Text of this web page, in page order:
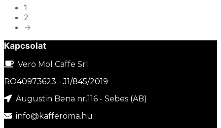
1
2
→
Kapcsolat
Vero Mol Caffe Srl
RO40973623 - J1/845/2019
Augustin Bena nr.116 - Sebes (AB)
info@kafferoma.hu